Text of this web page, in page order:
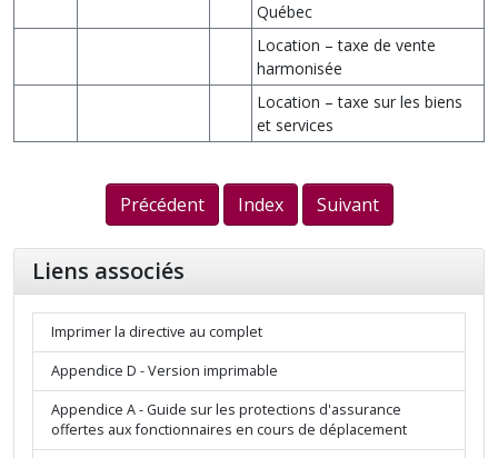
Québec
Location – taxe de vente
harmonisée
Location – taxe sur les biens
et services
Précédent Index Suivant
Liens associés
Imprimer la directive au complet
Appendice D - Version imprimable
Appendice A - Guide sur les protections d'assurance
offertes aux fonctionnaires en cours de déplacement